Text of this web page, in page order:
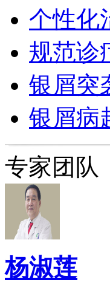
个性化
规范诊
银屑突
银屑病
专家团队
杨淑莲